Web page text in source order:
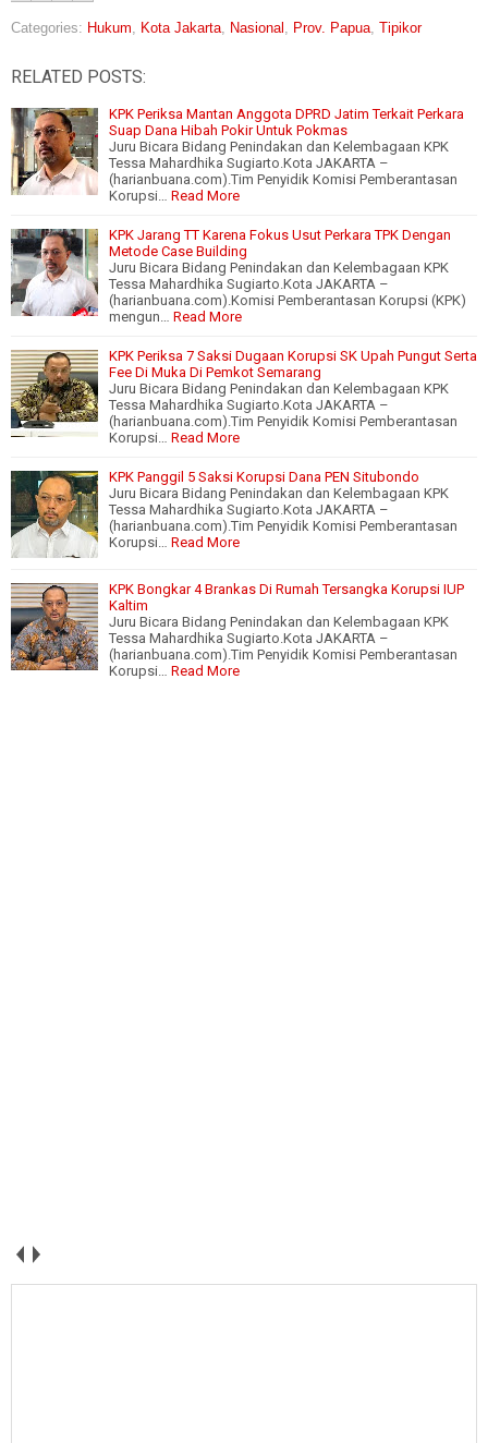
Categories: Hukum, Kota Jakarta, Nasional , Prov. Papua, Tipikor
RELATED POSTS:
KPK Periksa Mantan Anggota DPRD Jatim Terkait Perkara
Suap Dana Hibah Pokir Untuk Pokmas
Juru Bicara Bidang Penindakan dan Kelembagaan KPK
Tessa Mahardhika Sugiarto.Kota JAKARTA –
(harianbuana.com).Tim Penyidik Komisi Pemberantasan
Korupsi… Read More
KPK Jarang TT Karena Fokus Usut Perkara TPK Dengan
Metode Case Building
Juru Bicara Bidang Penindakan dan Kelembagaan KPK
Tessa Mahardhika Sugiarto.Kota JAKARTA –
(harianbuana.com).Komisi Pemberantasan Korupsi (KPK)
mengun… Read More
KPK Periksa 7 Saksi Dugaan Korupsi SK Upah Pungut Serta
Fee Di Muka Di Pemkot Semarang
Juru Bicara Bidang Penindakan dan Kelembagaan KPK
Tessa Mahardhika Sugiarto.Kota JAKARTA –
(harianbuana.com).Tim Penyidik Komisi Pemberantasan
Korupsi… Read More
KPK Panggil 5 Saksi Korupsi Dana PEN Situbondo
Juru Bicara Bidang Penindakan dan Kelembagaan KPK
Tessa Mahardhika Sugiarto.Kota JAKARTA –
(harianbuana.com).Tim Penyidik Komisi Pemberantasan
Korupsi… Read More
KPK Bongkar 4 Brankas Di Rumah Tersangka Korupsi IUP
Kaltim
Juru Bicara Bidang Penindakan dan Kelembagaan KPK
Tessa Mahardhika Sugiarto.Kota JAKARTA –
(harianbuana.com).Tim Penyidik Komisi Pemberantasan
Korupsi… Read More